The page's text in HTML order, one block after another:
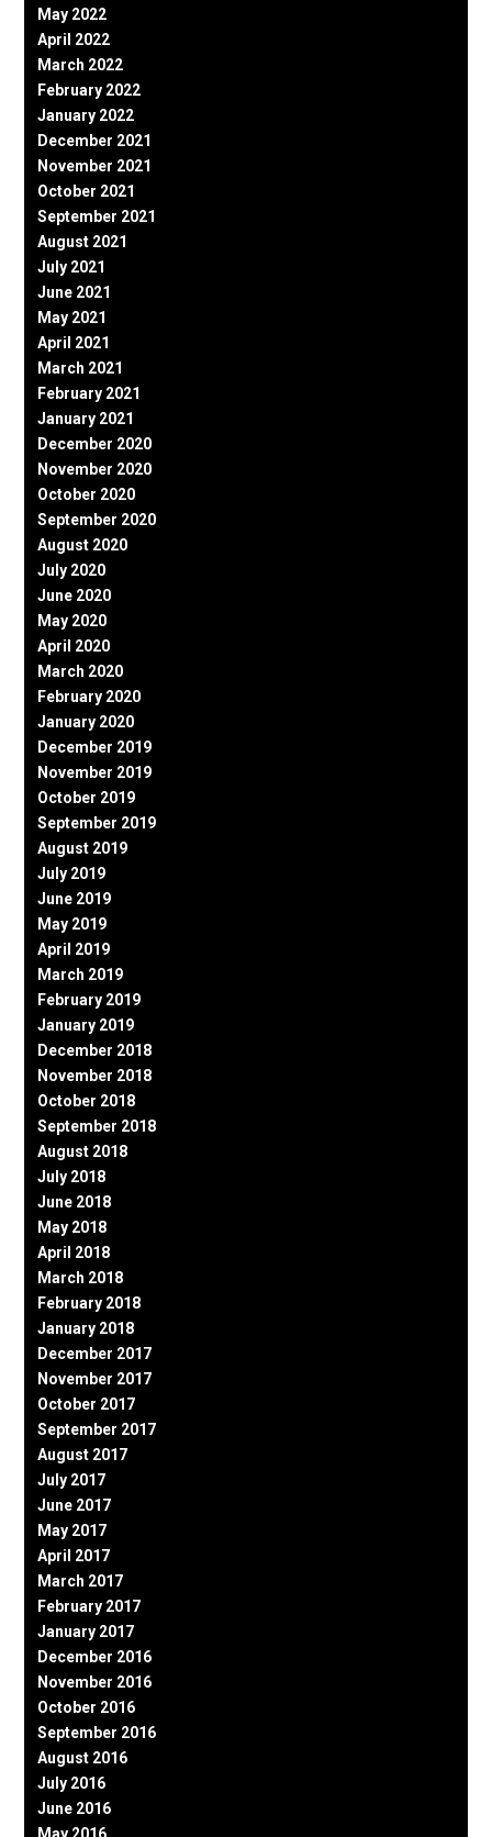
May 2022
April 2022
March 2022
February 2022
January 2022
December 2021
November 2021
October 2021
September 2021
August 2021
July 2021
June 2021
May 2021
April 2021
March 2021
February 2021
January 2021
December 2020
November 2020
October 2020
September 2020
August 2020
July 2020
June 2020
May 2020
April 2020
March 2020
February 2020
January 2020
December 2019
November 2019
October 2019
September 2019
August 2019
July 2019
June 2019
May 2019
April 2019
March 2019
February 2019
January 2019
December 2018
November 2018
October 2018
September 2018
August 2018
July 2018
June 2018
May 2018
April 2018
March 2018
February 2018
January 2018
December 2017
November 2017
October 2017
September 2017
August 2017
July 2017
June 2017
May 2017
April 2017
March 2017
February 2017
January 2017
December 2016
November 2016
October 2016
September 2016
August 2016
July 2016
June 2016